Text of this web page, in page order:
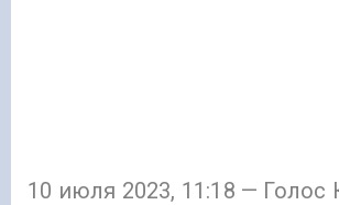
10 июля 2023, 11:18 — Голос